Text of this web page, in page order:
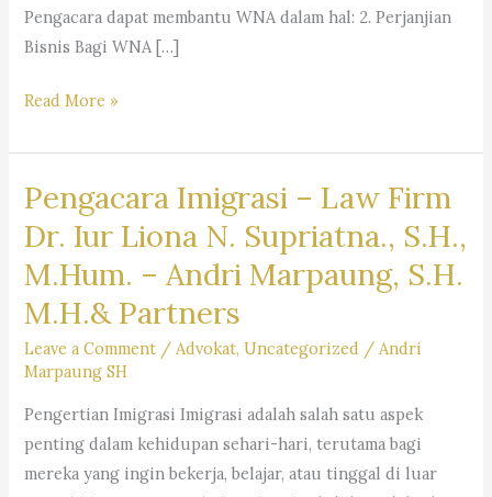
Pengacara dapat membantu WNA dalam hal: 2. Perjanjian
Bisnis Bagi WNA […]
Layanan
Pengacara
Warga
Asing
(WNA)
di
–Firma
Andri
Marpaung
SH
Read More »
Pengacara Imigrasi – Law Firm
Dr. Iur Liona N. Supriatna., S.H.,
M.Hum. – Andri Marpaung, S.H.
M.H.& Partners
Leave a Comment /Advokat,Uncategorized /Andri
Marpaung SH
Pengertian Imigrasi Imigrasi adalah salah satu aspek
penting dalam kehidupan sehari-hari, terutama bagi
mereka yang ingin bekerja, belajar, atau tinggal di luar